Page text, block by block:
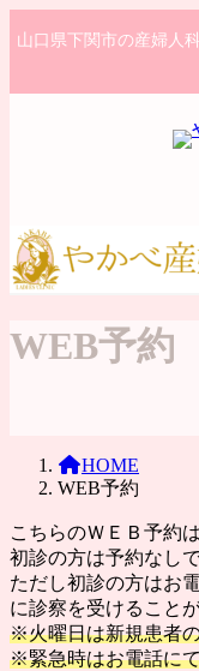
ン
ン
プ
ビ
ー
動
山口県下関市の産婦人
WEB予約
HOME
WEB予約
こちらのＷＥＢ予約
初診の方は予約なし
ただし初診の方はお
に診察を受けること
※火曜日は新規患者
※緊急時はお電話に